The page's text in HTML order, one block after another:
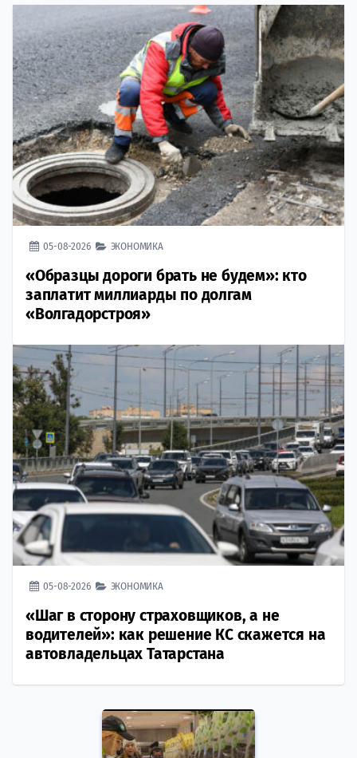
05-08-2026 ЭКОНОМИКА
«Образцы дороги брать не будем»: кто
заплатит миллиарды по долгам
«Волгадорстроя»
05-08-2026 ЭКОНОМИКА
«Шаг в сторону страховщиков, а не
водителей»: как решение КС скажется на
автовладельцах Татарстана